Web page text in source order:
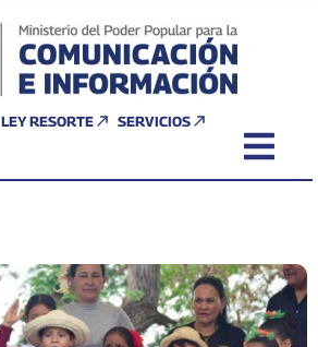
LEY RESORTE SERVICIOS